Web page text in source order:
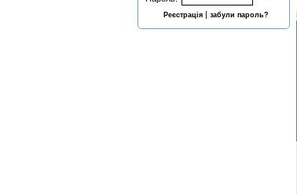
Реєстрація| забули пароль?